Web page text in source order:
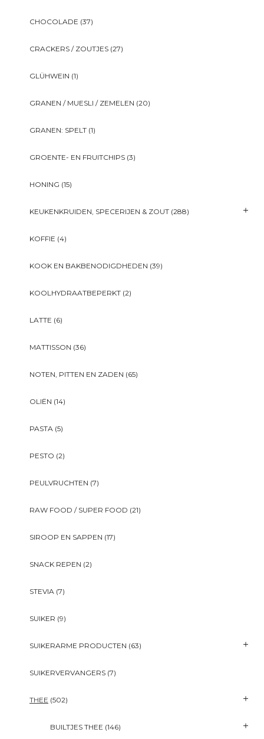
CHOCOLADE (37)
CRACKERS / ZOUTJES (27)
GLÜHWEIN (1)
GRANEN / MUESLI / ZEMELEN (20)
GRANEN: SPELT (1)
GROENTE- EN FRUITCHIPS (3)
HONING (15)
KEUKENKRUIDEN, SPECERIJEN & ZOUT (288)
KOFFIE (4)
KOOK EN BAKBENODIGDHEDEN (39)
KOOLHYDRAATBEPERKT (2)
LATTE (6)
MATTISSON (36)
NOTEN, PITTEN EN ZADEN (65)
OLIËN (14)
PASTA (5)
PESTO (2)
PEULVRUCHTEN (7)
RAW FOOD / SUPER FOOD (21)
SIROOP EN SAPPEN (17)
SNACK REPEN (2)
STEVIA (7)
SUIKER (9)
SUIKERARME PRODUCTEN (63)
SUIKERVERVANGERS (7)
THEE (502)
BUILTJES THEE (146)